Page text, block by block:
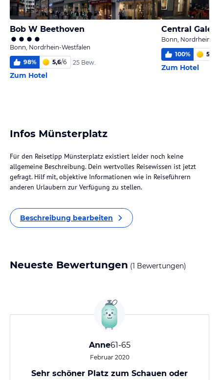
Bob W Beethoven
Bonn, Nordrhein-Westfalen
98% 5,6/6 25 Bew.
Zum Hotel
Bonn, Nordrhein-
100% 5
Zum Hotel
Infos Münsterplatz
Für den Reisetipp Münsterplatz existiert leider noch keine
allgemeine Beschreibung. Dein wertvolles Reisewissen ist jetzt
gefragt. Hilf mit, objektive Informationen wie in Reiseführern
anderen Urlaubern zur Verfügung zu stellen.
Beschreibung bearbeiten
Neueste Bewertungen (1 Bewertungen)
Anne61-65
Februar 2020
Sehr schöner Platz zum Schauen oder